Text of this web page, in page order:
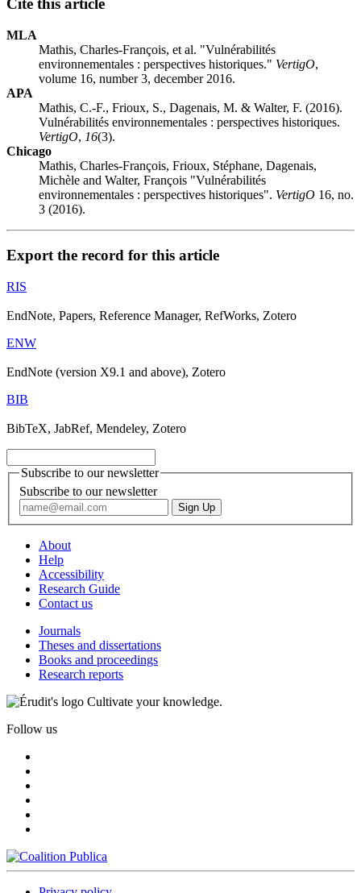
Cite this article
MLA
Mathis, Charles-François, et al. "Vulnérabilités
environnementales : perspectives historiques." VertigO,
volume 16, number 3, december 2016.
APA
Mathis, C.-F., Frioux, S., Dagenais, M. & Walter, F. (2016).
Vulnérabilités environnementales : perspectives historiques.
VertigO, 16(3).
Chicago
Mathis, Charles-François, Frioux, Stéphane, Dagenais,
Michèle and Walter, François "Vulnérabilités
environnementales : perspectives historiques". VertigO 16, no.
3 (2016).
Export the record for this article
RIS
EndNote, Papers, Reference Manager, RefWorks, Zotero
ENW
EndNote (version X9.1 and above), Zotero
BIB
BibTeX, JabRef, Mendeley, Zotero
Subscribe to our newsletter
Subscribe to our newsletter
About
Help
Accessibility
Research Guide
Contact us
Journals
Theses and dissertations
Books and proceedings
Research reports
Cultivate your knowledge.
Follow us